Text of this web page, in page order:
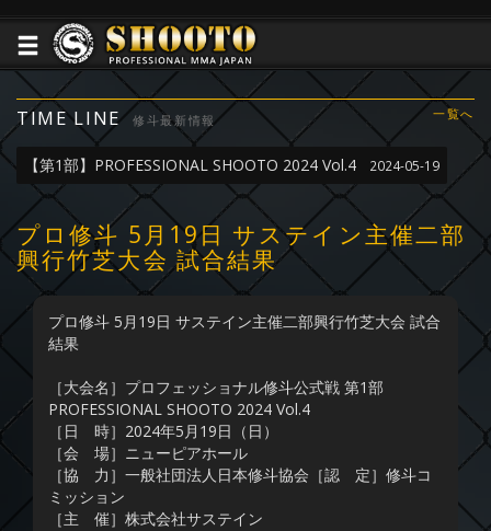
TIME LINE 修斗最新情報 一覧へ
【第1部】PROFESSIONAL SHOOTO 2024 Vol.4 2024-05-19
プロ修斗 5月19日 サステイン主催二部
興行竹芝大会 試合結果
プロ修斗 5月19日 サステイン主催二部興行竹芝大会 試合
結果
［大会名］プロフェッショナル修斗公式戦 第1部
PROFESSIONAL SHOOTO 2024 Vol.4
［日 時］2024年5月19日（日）
［会 場］ニューピアホール
［協 力］一般社団法人日本修斗協会［認 定］修斗コ
ミッション
［主 催］株式会社サステイン